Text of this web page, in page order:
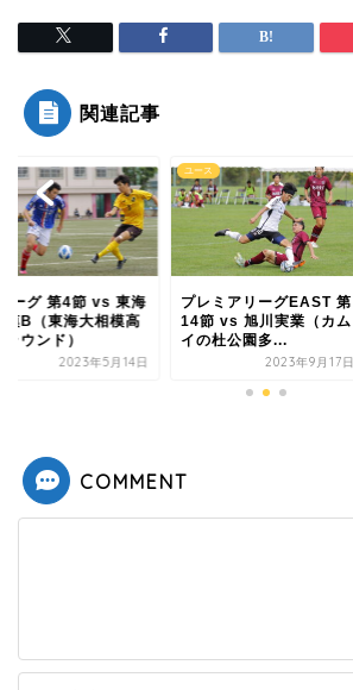
関連記事
ミアリーグEAST 第
vs 旭川実業（カム
杜公園多...
2023年9月17日
プレミアリーグ
プレミアリーグEAST第
16節vsＦＣ東京（東京
ガス武蔵野苑多目的...
2016年11月27日
COMMENT